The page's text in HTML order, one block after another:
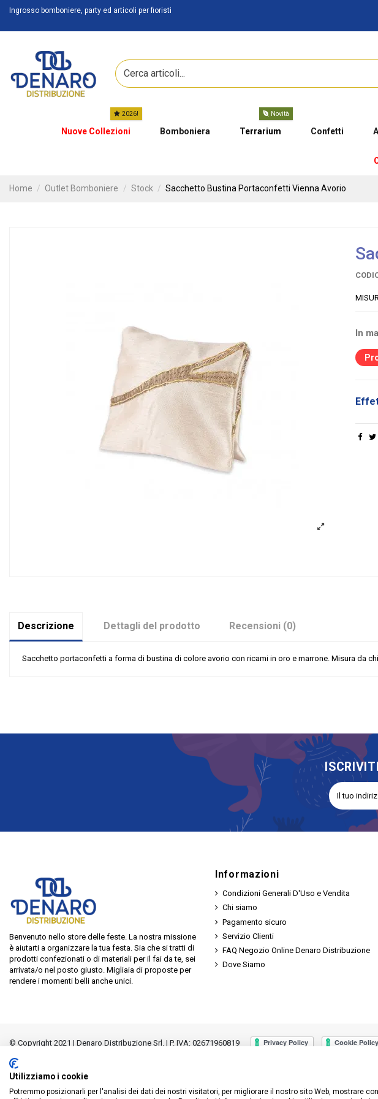
Ingrosso bomboniere, party ed articoli per fioristi
Nuove Collezioni
2026!
Bomboniera Terrarium
Novità
Confetti
Home Outlet Bomboniere Stock Sacchetto Bustina Portaconfetti Vienna Avorio
In
Descrizione Dettagli del prodotto Recensioni (0)
Sacchetto portaconfetti a forma di bustina di colore avorio con ricami in oro e marrone. Misura da
Categoria Prodotto
Benvenuto nello store delle feste. La nostra missione
è aiutarti a organizzare la tua festa. Sia che si tratti di
prodotti confezionati o di materiali per il fai da te, sei
arrivata/o nel posto giusto. Migliaia di proposte per
rendere i momenti belli anche unici.
Informazioni
Condizioni Generali D'Uso e Vendita
Chi siamo
Pagamento sicuro
Servizio Clienti
FAQ Negozio Online Denaro Distribuzione
Dove Siamo
© Copyright 2021 | Denaro Distribuzione Srl. | P. IVA: 02671960819
Utilizziamo i cookie
Potremmo posizionarli per l'analisi dei dati dei nostri visitatori, per migliorare il nostro sito Web, mostrare